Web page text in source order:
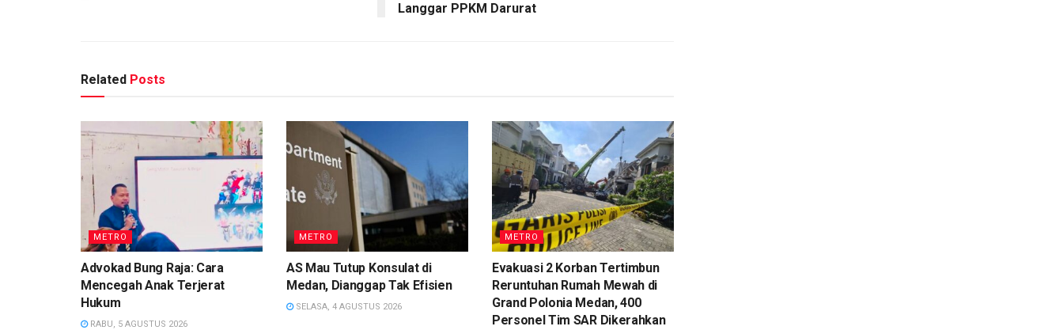
Langgar PPKM Darurat
Related Posts
METRO
Advokad Bung Raja: Cara
Mencegah Anak Terjerat
Hukum
RABU, 5 AGUSTUS 2026
METRO
AS Mau Tutup Konsulat di
Medan, Dianggap Tak Efisien
SELASA, 4 AGUSTUS 2026
METRO
Evakuasi 2 Korban Tertimbun
Reruntuhan Rumah Mewah di
Grand Polonia Medan, 400
Personel Tim SAR Dikerahkan